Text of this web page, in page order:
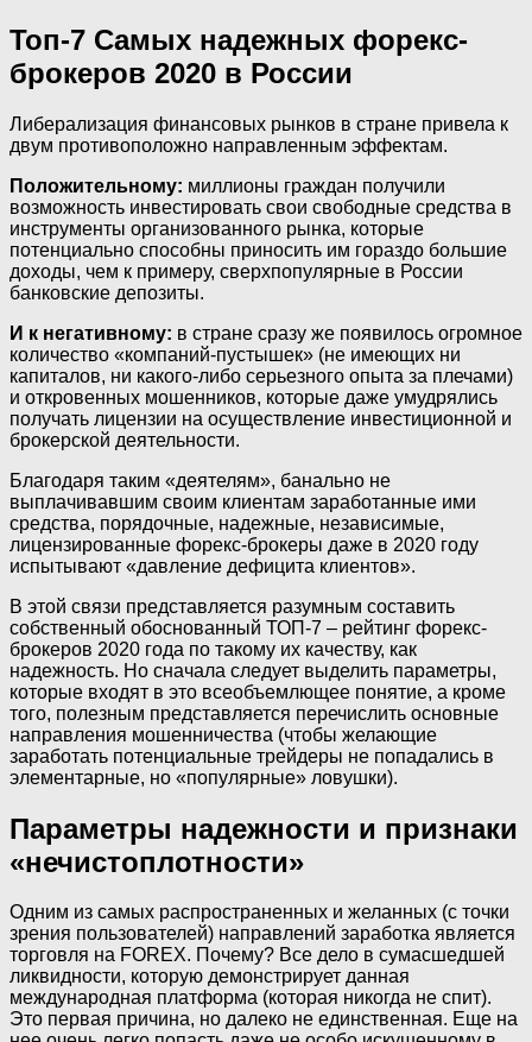
Топ-7 Самых надежных форекс-
брокеров 2020 в России
Либерализация финансовых рынков в стране привела к
двум противоположно направленным эффектам.
Положительному: миллионы граждан получили
возможность инвестировать свои свободные средства в
инструменты организованного рынка, которые
потенциально способны приносить им гораздо большие
доходы, чем к примеру, сверхпопулярные в России
банковские депозиты.
И к негативному: в стране сразу же появилось огромное
количество «компаний-пустышек» (не имеющих ни
капиталов, ни какого-либо серьезного опыта за плечами)
и откровенных мошенников, которые даже умудрялись
получать лицензии на осуществление инвестиционной и
брокерской деятельности.
Благодаря таким «деятелям», банально не
выплачивавшим своим клиентам заработанные ими
средства, порядочные, надежные, независимые,
лицензированные форекс-брокеры даже в 2020 году
испытывают «давление дефицита клиентов».
В этой связи представляется разумным составить
собственный обоснованный ТОП-7 – рейтинг форекс-
брокеров 2020 года по такому их качеству, как
надежность. Но сначала следует выделить параметры,
которые входят в это всеобъемлющее понятие, а кроме
того, полезным представляется перечислить основные
направления мошенничества (чтобы желающие
заработать потенциальные трейдеры не попадались в
элементарные, но «популярные» ловушки).
Параметры надежности и признаки
«нечистоплотности»
Одним из самых распространенных и желанных (с точки
зрения пользователей) направлений заработка является
торговля на FOREX. Почему? Все дело в сумасшедшей
ликвидности, которую демонстрирует данная
международная платформа (которая никогда не спит).
Это первая причина, но далеко не единственная. Еще на